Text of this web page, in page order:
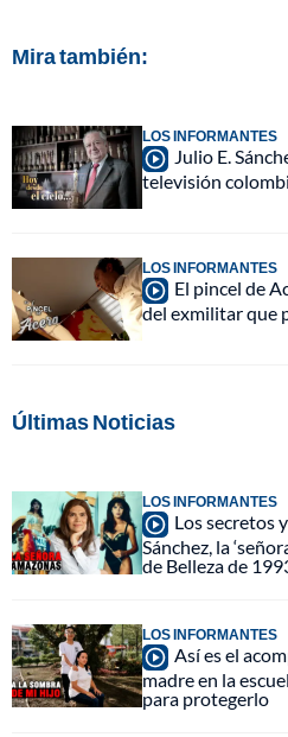
Mira también:
LOS INFORMANTES
Julio E.
televisión
LOS INFORMANTES
El pincel de
del exmilitar que
Últimas Noticias
LOS INFORMANTES
Los secretos
Sánchez, la
de Belleza de
LOS INFORMANTES
Así es el
madre en la
para protegerlo